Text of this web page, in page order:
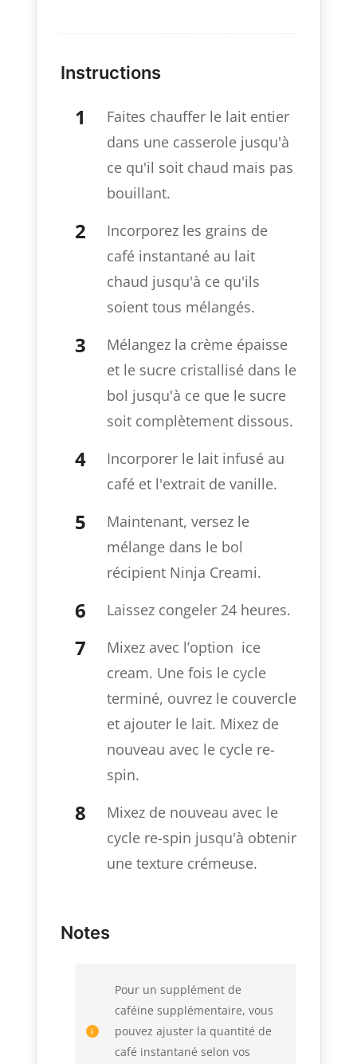
Instructions
Faites chauffer le lait entier
dans une casserole jusqu'à
ce qu'il soit chaud mais pas
bouillant.
Incorporez les grains de
café instantané au lait
chaud jusqu'à ce qu'ils
soient tous mélangés.
Mélangez la crème épaisse
et le sucre cristallisé dans le
bol jusqu'à ce que le sucre
soit complètement dissous.
Incorporer le lait infusé au
café et l'extrait de vanille.
Maintenant, versez le
mélange dans le bol
récipient Ninja Creami.
Laissez congeler 24 heures.
Mixez avec l’option ice
cream. Une fois le cycle
terminé, ouvrez le couvercle
et ajouter le lait. Mixez de
nouveau avec le cycle re-
spin.
Mixez de nouveau avec le
cycle re-spin jusqu'à obtenir
une texture crémeuse.
Notes
Pour un supplément de
caféine supplémentaire, vous
pouvez ajuster la quantité de
café instantané selon vos